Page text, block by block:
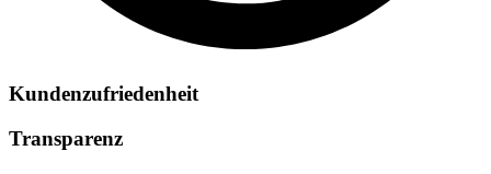
Kundenzufriedenheit
Transparenz